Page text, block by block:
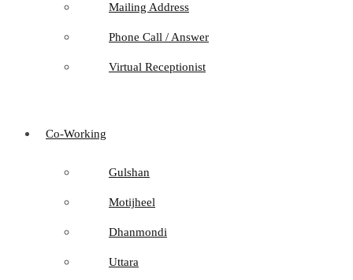
Mailing Address
Phone Call / Answer
Virtual Receptionist
Co-Working
Gulshan
Motijheel
Dhanmondi
Uttara